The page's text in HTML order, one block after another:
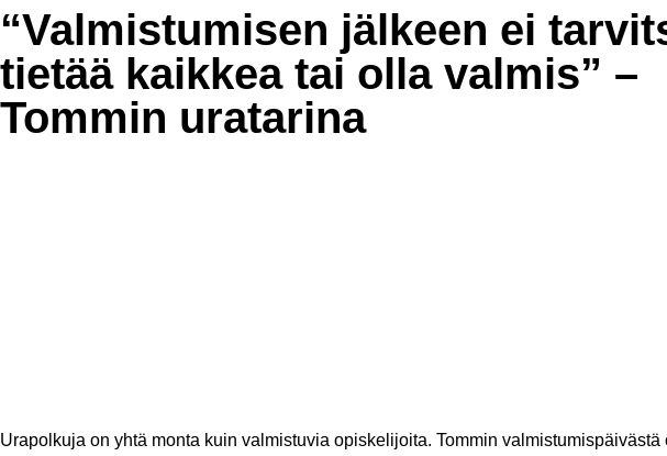
“Valmistumisen jälkeen ei
tietää kaikkea tai olla valmis” –
Tommin uratarina
Urapolkuja on yhtä monta kuin valmistuvia opiskelijoita. Tommin valmistumispäivästä